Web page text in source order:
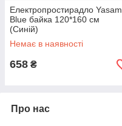
Електропростирадло Yasam
Blue байка 120*160 см
(Синій)
Немає в наявності
658 ₴
Про нас